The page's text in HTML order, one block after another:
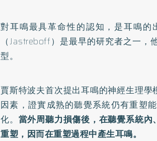
對耳鳴最具革命性的認知，是耳鳴
（Jastreboff）是最早的研究者之一
型。
賈斯特波夫首次提出耳鳴的神經生理
因素，證實成熟的聽覺系統仍有重塑
化。 當外周聽力損傷後，在聽覺系統
重塑，因而在重塑過程中產生耳鳴。